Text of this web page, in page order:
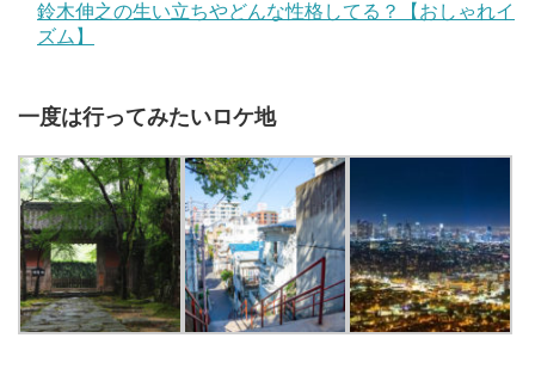
鈴木伸之の生い立ちやどんな性格してる？【おしゃれイ
ズム】
一度は行ってみたいロケ地